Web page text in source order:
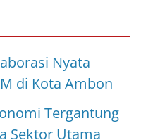
Nyata
di Kota Ambon
Tergantung
Sektor Utama